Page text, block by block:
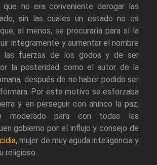
que no era conveniente derogar las
sin las cuales un estado no es
al menos, se procuraría para sí la
íntegramente y aumentar el nombre
las fuerzas de los godos y de ser
la posteridad como el autor de la
después de no haber podido ser
Por este motivo se esforzaba
y en perseguir con ahínco la paz,
moderado para con todas las
gobierno por el influjo y consejo de
, mujer de muy aguda inteligencia y
religioso.